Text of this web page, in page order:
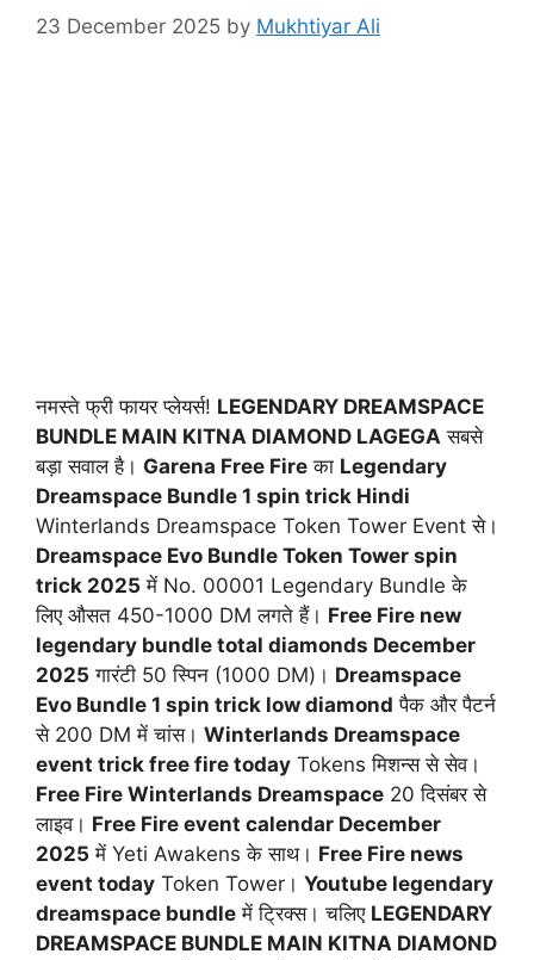
23 December 2025 by Mukhtiyar Ali
नमस्ते फ्री फायर प्लेयर्स! LEGENDARY DREAMSPACE
BUNDLE MAIN KITNA DIAMOND LAGEGA सबसे
बड़ा सवाल है। Garena Free Fire का Legendary
Dreamspace Bundle 1 spin trick Hindi
Winterlands Dreamspace Token Tower Event से।
Dreamspace Evo Bundle Token Tower spin
trick 2025 में No. 00001 Legendary Bundle के
लिए औसत 450-1000 DM लगते हैं। Free Fire new
legendary bundle total diamonds December
2025 गारंटी 50 स्पिन (1000 DM)। Dreamspace
Evo Bundle 1 spin trick low diamond पैक और पैटर्न
से 200 DM में चांस। Winterlands Dreamspace
event trick free fire today Tokens मिशन्स से सेव।
Free Fire Winterlands Dreamspace 20 दिसंबर से
लाइव। Free Fire event calendar December
2025 में Yeti Awakens के साथ। Free Fire news
event today Token Tower। Youtube legendary
dreamspace bundle में ट्रिक्स। चलिए LEGENDARY
DREAMSPACE BUNDLE MAIN KITNA DIAMOND